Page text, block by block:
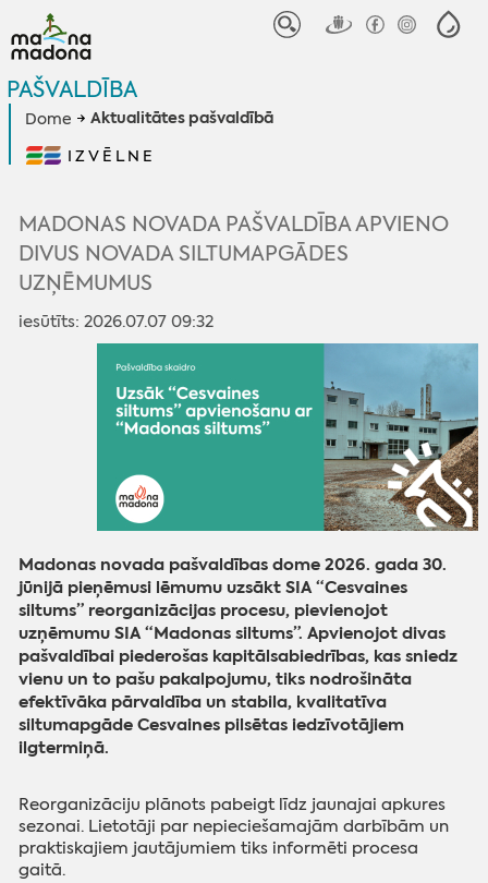
PAŠVALDĪBA
Dome Aktualitātes pašvaldībā
IZVĒLNE
MADONAS NOVADA PAŠVALDĪBA APVIENO
DIVUS NOVADA SILTUMAPGĀDES
UZŅĒMUMUS
iesūtīts: 2026.07.07 09:32
Madonas novada pašvaldības dome 2026. gada 30.
jūnijā pieņēmusi lēmumu uzsākt SIA “Cesvaines
siltums” reorganizācijas procesu, pievienojot
uzņēmumu SIA “Madonas siltums”. Apvienojot divas
pašvaldībai piederošas kapitālsabiedrības, kas sniedz
vienu un to pašu pakalpojumu, tiks nodrošināta
efektīvāka pārvaldība un stabila, kvalitatīva
siltumapgāde Cesvaines pilsētas iedzīvotājiem
ilgtermiņā.
Reorganizāciju plānots pabeigt līdz jaunajai apkures
sezonai. Lietotāji par nepieciešamajām darbībām un
praktiskajiem jautājumiem tiks informēti procesa
gaitā.